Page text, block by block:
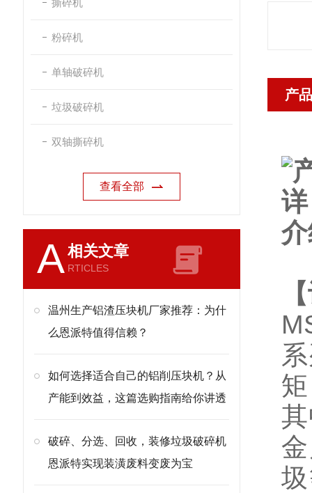
撕碎机
粉碎机
单轴破碎机
垃圾破碎机
双轴撕碎机
查看全部
A相关文章
RTICLES
温州生产铝渣压块机厂家推荐：为什
么恩派特值得信赖？
如何选择适合自己的铝削压块机？从
产能到效益，这篇选购指南给你讲透
破碎、分选、回收，装修垃圾破碎机
恩派特实现装潢废料变废为宝
产
圾